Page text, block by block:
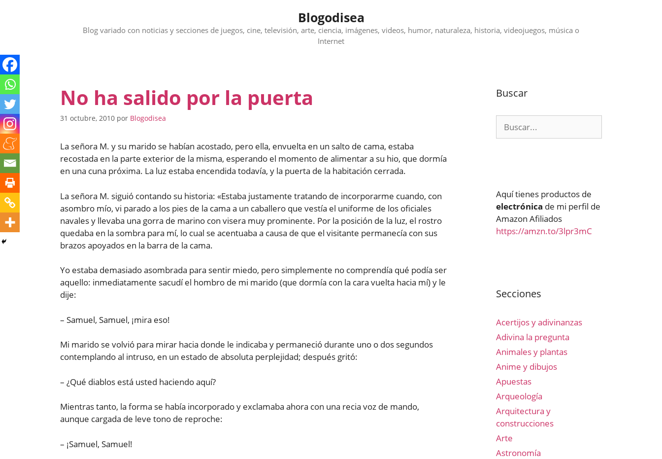
Blogodisea
Blog variado con noticias y secciones de juegos, cine, televisión, arte, ciencia, imágenes, videos, humor, naturaleza, historia, videojuegos, música o
Internet
No ha salido por la puerta
31 octubre, 2010 por Blogodisea
La señora M. y su marido se habían acostado, pero ella, envuelta en un salto de cama, estaba
recostada en la parte exterior de la misma, esperando el momento de alimentar a su hio, que dormía
en una cuna próxima. La luz estaba encendida todavía, y la puerta de la habitación cerrada.
La señora M. siguió contando su historia: «Estaba justamente tratando de incorporarme cuando, con
asombro mío, vi parado a los pies de la cama a un caballero que vestía el uniforme de los oficiales
navales y llevaba una gorra de marino con visera muy prominente. Por la posición de la luz, el rostro
quedaba en la sombra para mí, lo cual se acentuaba a causa de que el visitante permanecía con sus
brazos apoyados en la barra de la cama.
Yo estaba demasiado asombrada para sentir miedo, pero simplemente no comprendía qué podía ser
aquello: inmediatamente sacudí el hombro de mi marido (que dormía con la cara vuelta hacia mí) y le
dije:
– Samuel, Samuel, ¡mira eso!
Mi marido se volvió para mirar hacia donde le indicaba y permaneció durante uno o dos segundos
contemplando al intruso, en un estado de absoluta perplejidad; después gritó:
– ¿Qué diablos está usted haciendo aquí?
Mientras tanto, la forma se había incorporado y exclamaba ahora con una recia voz de mando,
aunque cargada de leve tono de reproche:
– ¡Samuel, Samuel!
Buscar
Aquí tienes productos de
electrónica de mi perfil de
Amazon Afiliados
https://amzn.to/3lpr3mC
Secciones
Acertijos y adivinanzas
Adivina la pregunta
Animales y plantas
Anime y dibujos
Apuestas
Arqueología
Arquitectura y
construcciones
Arte
Astronomía